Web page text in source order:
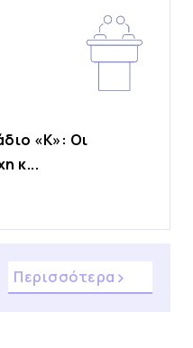
«Κ»: Οι
κ...
Περισσότερα